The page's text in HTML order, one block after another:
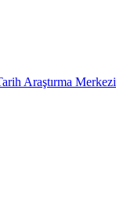
Araştırma Merkezi